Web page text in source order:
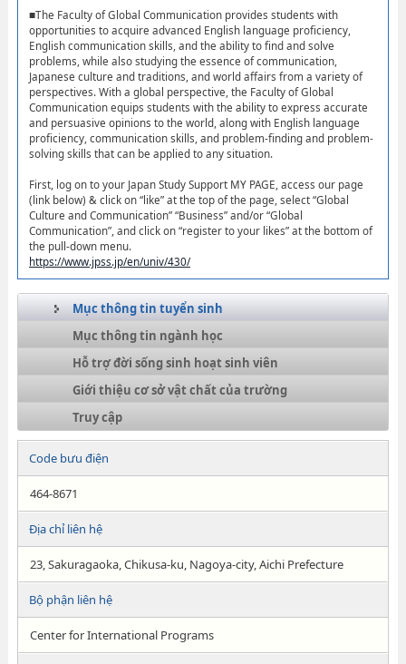
■The Faculty of Global Communication provides students with
opportunities to acquire advanced English language proficiency,
English communication skills, and the ability to find and solve
problems, while also studying the essence of communication,
Japanese culture and traditions, and world affairs from a variety of
perspectives. With a global perspective, the Faculty of Global
Communication equips students with the ability to express accurate
and persuasive opinions to the world, along with English language
proficiency, communication skills, and problem-finding and problem-
solving skills that can be applied to any situation.
First, log on to your Japan Study Support MY PAGE, access our page
(link below) & click on “like” at the top of the page, select “Global
Culture and Communication” “Business” and/or “Global
Communication”, and click on “register to your likes” at the bottom of
the pull-down menu.
https://www.jpss.jp/en/univ/430/
Mục thông tin tuyển sinh
Mục thông tin ngành học
Hỗ trợ đời sống sinh hoạt sinh viên
Giới thiệu cơ sở vật chất của trường
Truy cập
Code bưu điện
464-8671
Địa chỉ liên hệ
23, Sakuragaoka, Chikusa-ku, Nagoya-city, Aichi Prefecture
Bộ phận liên hệ
Center for International Programs